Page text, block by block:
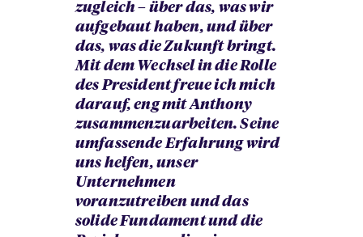
zugleich – über das, was wir
aufgebaut haben, und über
das, was die Zukunft bringt.
Mit dem Wechsel in die Rolle
des President freue ich mich
darauf, eng mit Anthony
zusammenzuarbeiten. Seine
umfassende Erfahrung wird
uns helfen, unser
Unternehmen
voranzutreiben und das
solide Fundament und die